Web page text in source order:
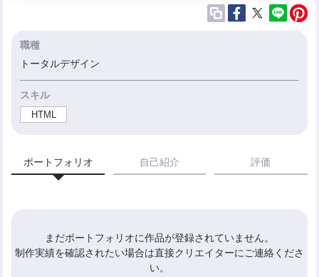
職種
トータルデザイン
スキル
HTML
ポートフォリオ 自己紹介 評価
まだポートフォリオに作品が登録されていません。
制作実績を確認されたい場合は直接クリエイターにご連絡くださ
い。